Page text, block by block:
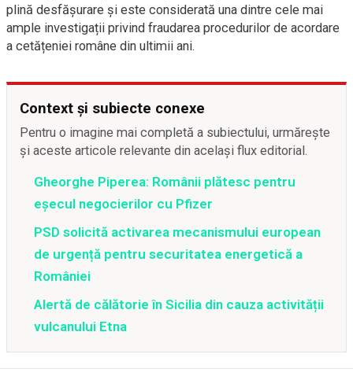
plină desfășurare și este considerată una dintre cele mai
ample investigații privind fraudarea procedurilor de acordare
a cetățeniei române din ultimii ani.
Context și subiecte conexe
Pentru o imagine mai completă a subiectului, urmărește
și aceste articole relevante din același flux editorial.
Gheorghe Piperea: Românii plătesc pentru
eșecul negocierilor cu Pfizer
PSD solicită activarea mecanismului european
de urgență pentru securitatea energetică a
României
Alertă de călătorie în Sicilia din cauza activității
vulcanului Etna